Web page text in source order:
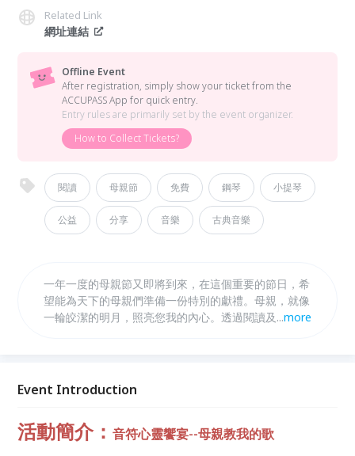
Related Link
網址連結
Offline Event
After registration, simply show your ticket from the
ACCUPASS App for quick entry.
Entry rules are primarily set by the event organizer.
How to Collect Tickets?
閱讀 母親節 免費 鋼琴 小提琴
公益 分享 音樂 古典音樂
一年一度的母親節又即將到來，在這個重要的節日，希
望能為天下的母親們準備一份特別的獻禮。母親，就像
一輪皎潔的明月，照亮您我的內心。透過閱讀及聆聽每
...more
Event Introduction
活動簡介：音符心靈饗宴--母親教我的歌